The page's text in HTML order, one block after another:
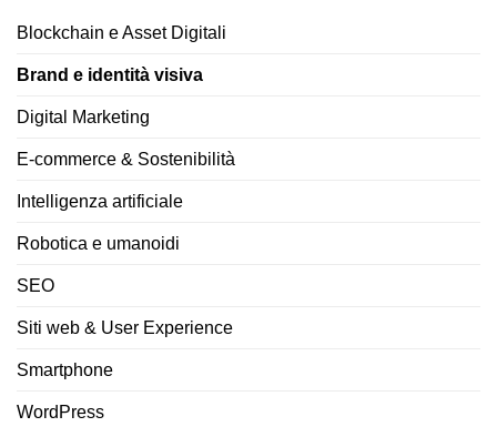
Blockchain e Asset Digitali
Brand e identità visiva
Digital Marketing
E-commerce & Sostenibilità
Intelligenza artificiale
Robotica e umanoidi
SEO
Siti web & User Experience
Smartphone
WordPress